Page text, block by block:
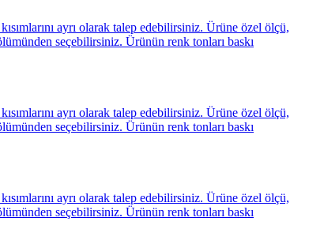
ayrı olarak talep edebilirsiniz. Ürüne özel ölçü,
seçebilirsiniz. Ürünün renk tonları baskı
ayrı olarak talep edebilirsiniz. Ürüne özel ölçü,
seçebilirsiniz. Ürünün renk tonları baskı
ayrı olarak talep edebilirsiniz. Ürüne özel ölçü,
seçebilirsiniz. Ürünün renk tonları baskı